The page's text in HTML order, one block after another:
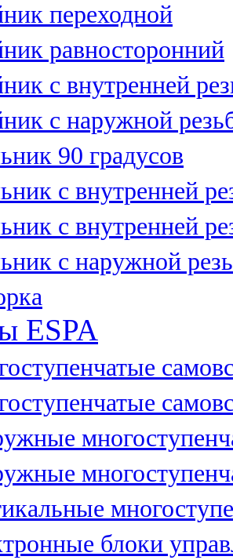
переходной
равносторонний
с внутренней
с наружной
90 градусов
c внутренней
с внутренней
с наружной
ESPA
блоки